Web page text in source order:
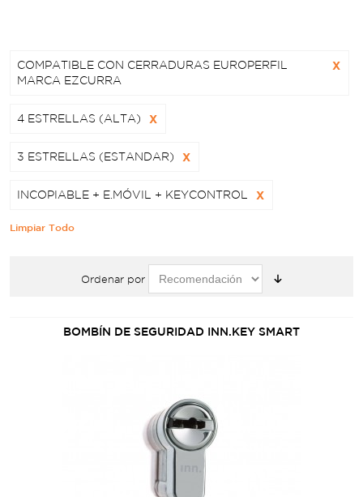
COMPATIBLE CON CERRADURAS EUROPERFIL
MARCA EZCURRA
X
4 ESTRELLAS (ALTA) X
3 ESTRELLAS (ESTANDAR) X
INCOPIABLE + E.MÓVIL + KEYCONTROL X
Limpiar Todo
Ordenar por
BOMBÍN DE SEGURIDAD INN.KEY SMART